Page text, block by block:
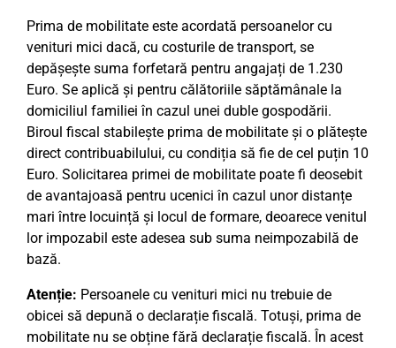
Prima de mobilitate este acordată persoanelor cu
venituri mici dacă, cu costurile de transport, se
depășește suma forfetară pentru angajați de 1.230
Euro. Se aplică și pentru călătoriile săptămânale la
domiciliul familiei în cazul unei duble gospodării.
Biroul fiscal stabilește prima de mobilitate și o plătește
direct contribuabilului, cu condiția să fie de cel puțin 10
Euro. Solicitarea primei de mobilitate poate fi deosebit
de avantajoasă pentru ucenici în cazul unor distanțe
mari între locuință și locul de formare, deoarece venitul
lor impozabil este adesea sub suma neimpozabilă de
bază.
Atenție: Persoanele cu venituri mici nu trebuie de
obicei să depună o declarație fiscală. Totuși, prima de
mobilitate nu se obține fără declarație fiscală. În acest